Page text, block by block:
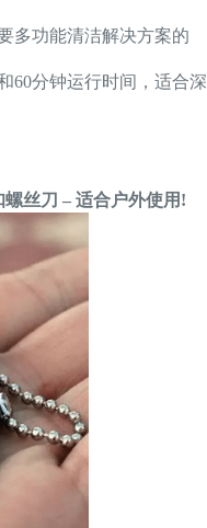
多功能清洁解决方案的
60分钟运行时间，适合深
丝刀 – 适合户外使用!